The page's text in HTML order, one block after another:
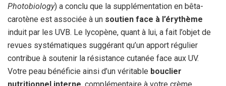
Photobiology) a conclu que la supplémentation en bêta-
carotène est associée à un soutien face à l’érythème
induit par les UVB. Le lycopène, quant à lui, a fait l’objet de
revues systématiques suggérant qu’un apport régulier
contribue à soutenir la résistance cutanée face aux UV.
Votre peau bénéficie ainsi d’un véritable bouclier